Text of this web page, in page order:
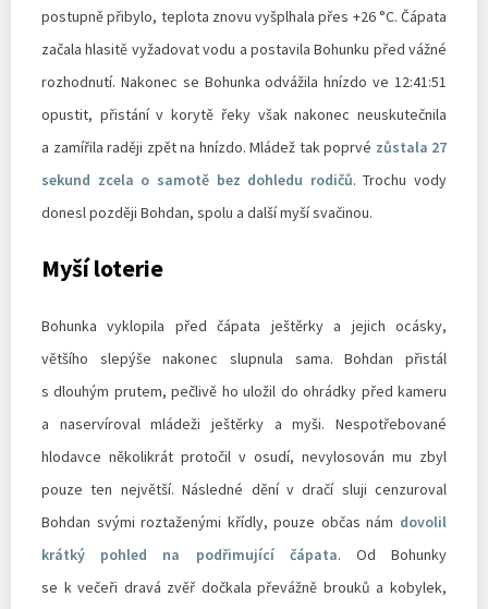
postupně přibylo, teplota znovu vyšplhala přes +26 °C. Čápata
začala hlasitě vyžadovat vodu a postavila Bohunku před vážné
rozhodnutí. Nakonec se Bohunka odvážila hnízdo ve 12:41:51
opustit, přistání v korytě řeky však nakonec neuskutečnila
a zamířila raději zpět na hnízdo. Mládež tak poprvé zůstala 27
sekund zcela o samotě bez dohledu rodičů. Trochu vody
donesl později Bohdan, spolu a další myší svačinou.
Myší loterie
Bohunka vyklopila před čápata ještěrky a jejich ocásky,
většího slepýše nakonec slupnula sama. Bohdan přistál
s dlouhým prutem, pečlivě ho uložil do ohrádky před kameru
a naservíroval mládeži ještěrky a myši. Nespotřebované
hlodavce několikrát protočil v osudí, nevylosován mu zbyl
pouze ten největší. Následné dění v dračí sluji cenzuroval
Bohdan svými roztaženými křídly, pouze občas nám dovolil
krátký pohled na podřimující čápata. Od Bohunky
se k večeři dravá zvěř dočkala převážně brouků a kobylek,